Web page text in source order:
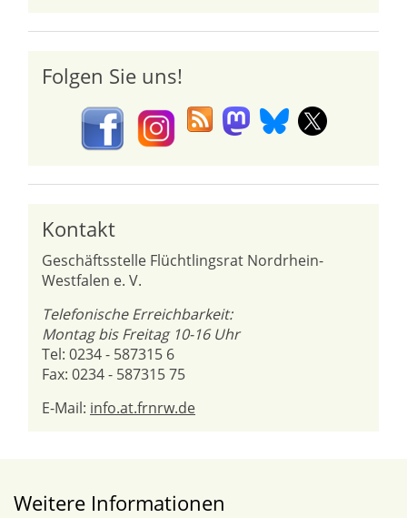
Folgen Sie uns!
Kontakt
Geschäftsstelle Flüchtlingsrat Nordrhein-
Westfalen e. V.
Telefonische Erreichbarkeit:
Montag bis Freitag 10-16 Uhr
Tel: 0234 - 587315 6
Fax: 0234 - 587315 75
E-Mail: info.at.frnrw.de
Weitere Informationen